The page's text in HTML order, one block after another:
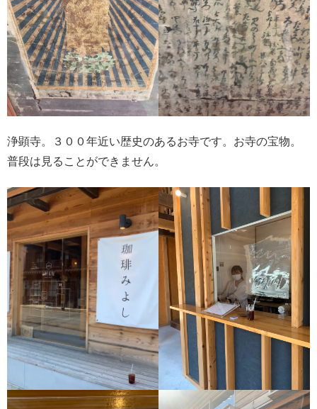
浄顕寺。３００年近い歴史のあるお寺です。お寺の宝物。
普段は見ることができません。